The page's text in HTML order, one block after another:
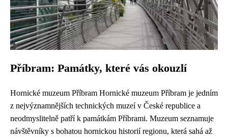
Příbram: Památky, které vás okouzlí
Hornické muzeum Příbram Hornické muzeum Příbram je jedním
z nejvýznamnějších technických muzeí v České republice a
neodmyslitelně patří k památkám Příbrami. Muzeum seznamuje
návštěvníky s bohatou hornickou historií regionu, která sahá až